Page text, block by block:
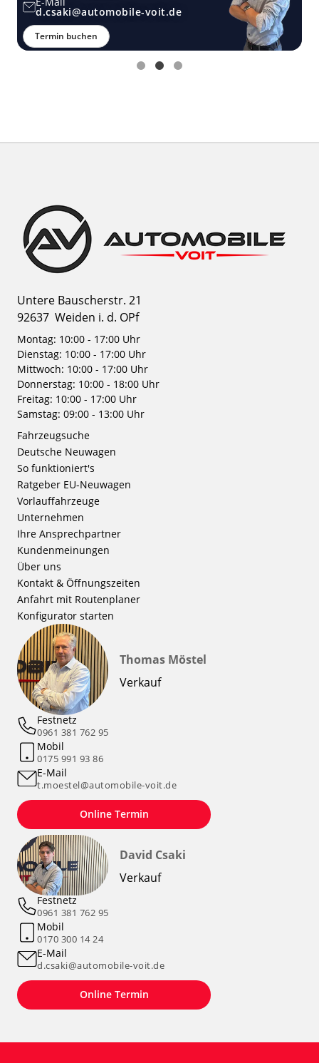
d.csaki@automobile-voit.de
Termin buchen
Untere Bauscherstr. 21
92637 Weiden i. d. OPf
Montag: 10:00 - 17:00 Uhr
Dienstag: 10:00 - 17:00 Uhr
Mittwoch: 10:00 - 17:00 Uhr
Donnerstag: 10:00 - 18:00 Uhr
Freitag: 10:00 - 17:00 Uhr
Samstag: 09:00 - 13:00 Uhr
Fahrzeugsuche
Deutsche Neuwagen
So funktioniert's
Ratgeber EU-Neuwagen
Vorlauffahrzeuge
Unternehmen
Ihre Ansprechpartner
Kundenmeinungen
Über uns
Kontakt & Öffnungszeiten
Anfahrt mit Routenplaner
Konfigurator starten
Thomas Möstel
Verkauf
Festnetz
0961 381 762 95
Mobil
0175 991 93 86
E-Mail
t.moestel@automobile-voit.de
Online Termin
David Csaki
Verkauf
Festnetz
0961 381 762 95
Mobil
0170 300 14 24
E-Mail
d.csaki@automobile-voit.de
Online Termin